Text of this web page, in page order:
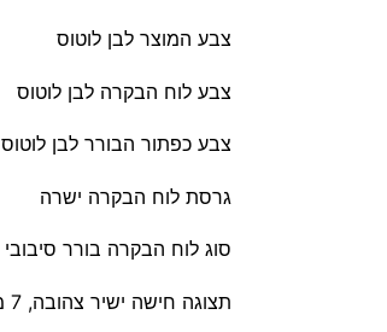
צבע המוצר לבן לוטוס
צבע לוח הבקרה לבן לוטוס
צבע כפתור הבורר לבן לוטוס
גרסת לוח הבקרה ישרה
סוג לוח הבקרה בורר סיבובי
תצוגה חישה ישיר צהובה, 7 מקטעים